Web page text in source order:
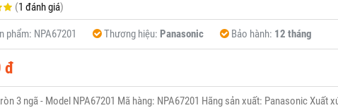
(1 đánh giá)
phẩm: NPA67201 Thương hiệu: Panasonic Bảo hành: 12 tháng
đ
3 ngã - Model NPA67201 Mã hàng: NPA67201 Hãng sản xuất: Panasonic Xuất